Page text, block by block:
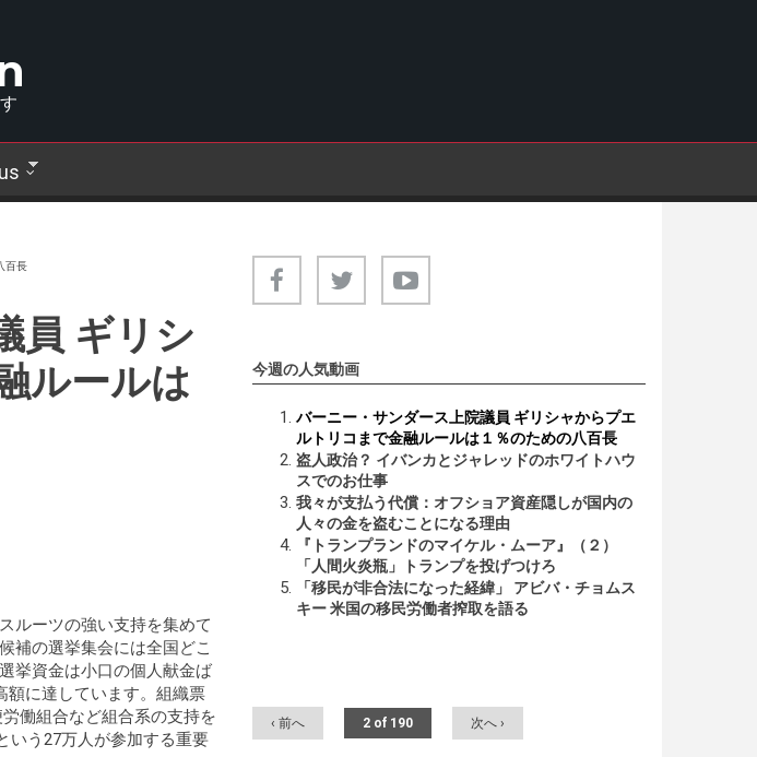
百長
員 ギリシ
ルールは
ルーツの強い支持を集めて
補の選挙集会には全国どこ
挙資金は小口の個人献金ば
額に達しています。組織票
働組合など組合系の支持を
いう27万人が参加する重要
今週の人気動画
バーニー・サンダース上院議員 ギリシャからプエ
ルトリコまで金融ルールは１％のための八百長
盗人政治？ イバンカとジャレッドのホワイトハウ
スでのお仕事
我々が支払う代償：オフショア資産隠しが国内の
人々の金を盗むことになる理由
『トランプランドのマイケル・ムーア』（２）
「人間火炎瓶」トランプを投げつけろ
「移民が非合法になった経緯」 アビバ・チョムス
キー 米国の移民労働者搾取を語る
‹ 前へ 2 of 190 次へ ›